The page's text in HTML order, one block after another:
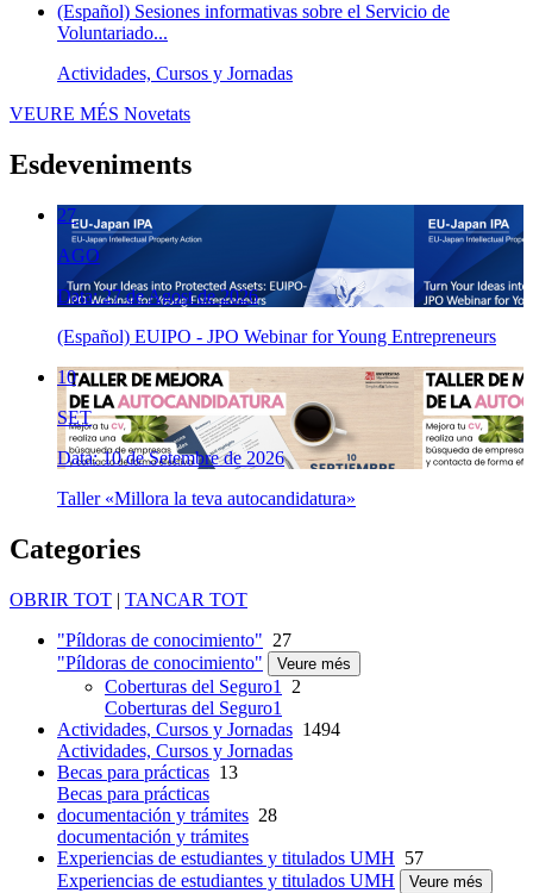
(Español) Sesiones informativas sobre el Servicio de
Voluntariado...
Actividades, Cursos y Jornadas
VEURE MÉS Novetats
Esdeveniments
27
AGO
Data: 27 de Agost de 2026
(Español) EUIPO - JPO Webinar for Young Entrepreneurs
10
SET
Data: 10 de Setembre de 2026
Taller «Millora la teva autocandidatura»
Categories
OBRIR TOT | TANCAR TOT
"Píldoras de conocimiento" 27
"Píldoras de conocimiento"
Veure més
Coberturas del Seguro1
2
Coberturas del Seguro1
Actividades, Cursos y Jornadas 1494
Actividades, Cursos y Jornadas
Becas para prácticas 13
Becas para prácticas
documentación y trámites 28
documentación y trámites
Experiencias de estudiantes y titulados UMH 57
Experiencias de estudiantes y titulados UMH
Veure més